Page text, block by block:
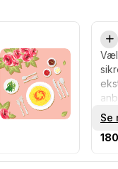
12
Se